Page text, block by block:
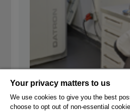
Your privacy matters to us
We use cookies to give you the best
choose to opt out of non-essential